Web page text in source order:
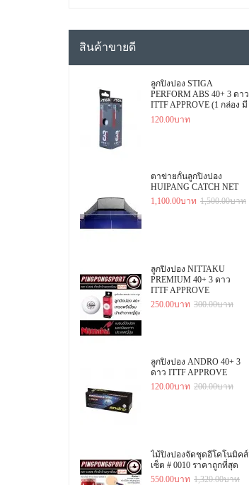
สินค้าขายดี
ลูกปิงปอง STIGA
PERFORM ABS 40+ 3 ดาว
ITTF APPROVE (1 กล่อง มี
3 ลูก)
120.00บาท
ตาข่ายกั้นลูกปิงปอง
HUIPANG CATCH NET
1,100.00บาท 1,500.00บาท
ลูกปิงปอง NITTAKU
PREMIUM 40+ 3 ดาว
ITTF APPROVE
250.00บาท 300.00บาท
ลูกปิงปอง ANDRO 40+ 3
ดาว ITTF APPROVE
120.00บาท 200.00บาท
ไม้ปิงปองจัดชุดอีโคโนมิคส์
เซ็ต # 0010 ราคาถูกที่สุด
550.00บาท 1,320.00บาท